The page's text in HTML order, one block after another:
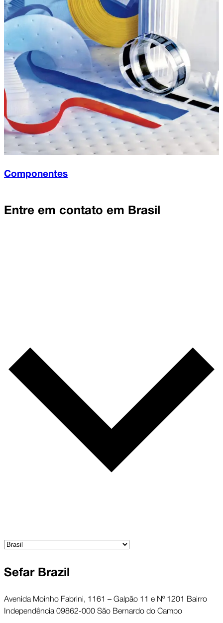
Componentes
Entre em contato em Brasil
Sefar Brazil
Avenida Moinho Fabrini, 1161 – Galpão 11 e Nº 1201 Bairro
Independência 09862-000 São Bernardo do Campo